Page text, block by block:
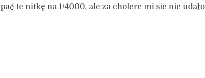
te nitkę na 1/4000, ale za cholere mi sie nie udało